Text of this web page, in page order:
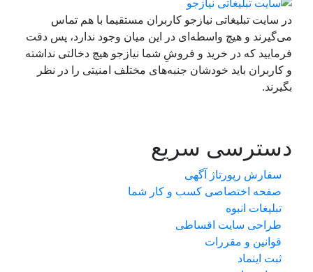
در سایت تبلیغاتی نیازجو کاربران مستقیما با هم تماس
می‌گیرند و هیچ واسطه‌ای در این میان وجود ندارد، پس دقت
فرمایید که در خرید و فروشِ شما نیازجو هیچ دخالتی نداشته
و کاربران باید خودشان جنبه‌های مختلف امنیتی را در نظر
بگیرند.
دسترسی سریع
سفارش رپورتاژ آگهی
صفحه اختصاصی کسب و کار شما
تبلیغات انبوه
طراحی سایت اقساطی
قوانین و مقررات
ثبت اینماد